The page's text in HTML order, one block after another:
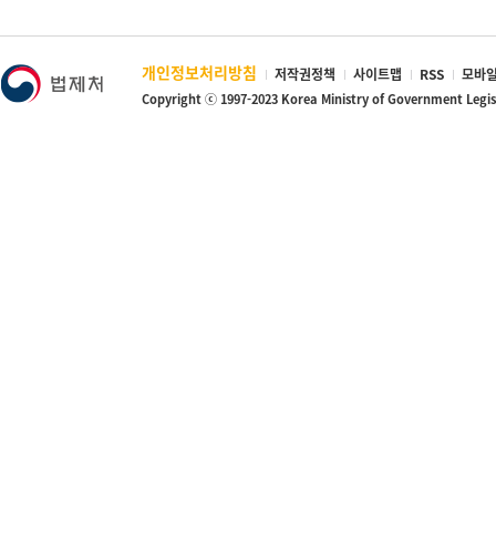
개인정보처리방침 저작권정책 사이트맵 RSS 모바
Copyright ⓒ 1997-2023 Korea Ministry of Government